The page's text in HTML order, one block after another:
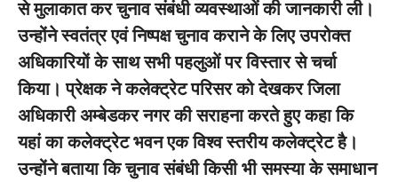
से मुलाकात कर चुनाव संबंधी व्यवस्थाओं की जानकारी ली।
उन्होंने स्वतंत्र एवं निष्पक्ष चुनाव कराने के लिए उपरोक्त
अधिकारियों के साथ सभी पहलुओं पर विस्तार से चर्चा
किया। प्रेक्षक ने कलेक्ट्रेट परिसर को देखकर जिला
अधिकारी अम्बेडकर नगर की सराहना करते हुए कहा कि
यहां का कलेक्ट्रेट भवन एक विश्व स्तरीय कलेक्ट्रेट है।
उन्होंने बताया कि चुनाव संबंधी किसी भी समस्या के समाधान